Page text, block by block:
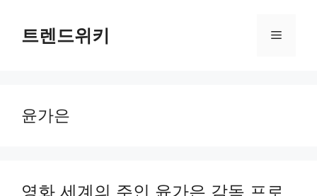
트렌드위키 메
윤가은
영화 세계의 주인 윤가은 감독 프로